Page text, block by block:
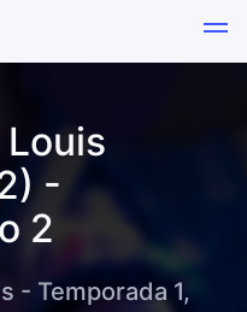
Louis
-
2
- Temporada 1,